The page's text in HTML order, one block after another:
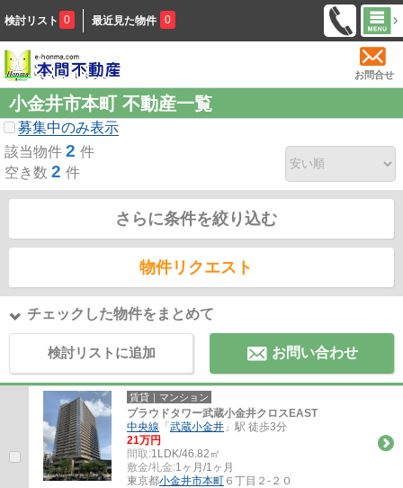
検討リスト 0 最近見た物件 0
お問合せ
小金井市本町 不動産一覧
募集中のみ表示
該当物件 2 件
空き数 2 件
さらに条件を絞り込む
物件リクエスト
チェックした物件をまとめて
検討リストに追加 お問い合わせ
賃貸｜マンション
プラウドタワー武蔵小金井クロスEAST
中央線 「 武蔵小金井 」駅 徒歩3分
21万円
間取:1LDK/46.82㎡
敷金/礼金:1ヶ月/1ヶ月
東京都小金井市本町 ６丁目２-２０